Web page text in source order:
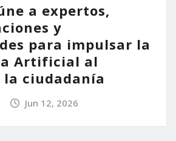
a expertos,
y
para impulsar la
Artificial al
la ciudadanía
Jun 12, 2026